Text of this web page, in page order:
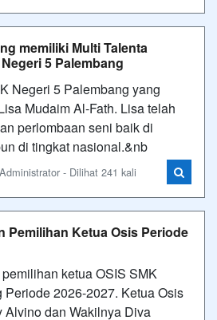
memiliki Multi Talenta
5 Palembang
Negeri 5 Palembang yang
Mudaim Al-Fath. Lisa telah
perlombaan seni baik di
di tingkat nasional.&nb
- Dilihat 241 kali
Pemilihan Ketua Osis Periode
ketua OSIS SMK
2026-2027. Ketua Osis
Alvino dan Wakilnya Diva